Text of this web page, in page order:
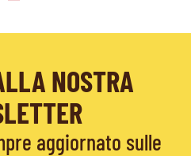
NOSTRA
aggiornato sulle